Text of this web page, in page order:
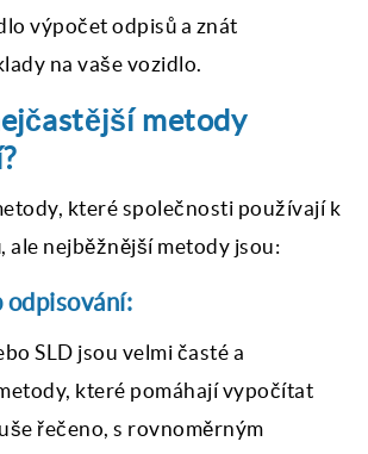
výpočet odpisů a znát
na vaše vozidlo.
metody
které společnosti používají k
ale nejběžnější metody jsou:
odpisování:
SLD jsou velmi časté a
které pomáhají vypočítat
řečeno, s rovnoměrným